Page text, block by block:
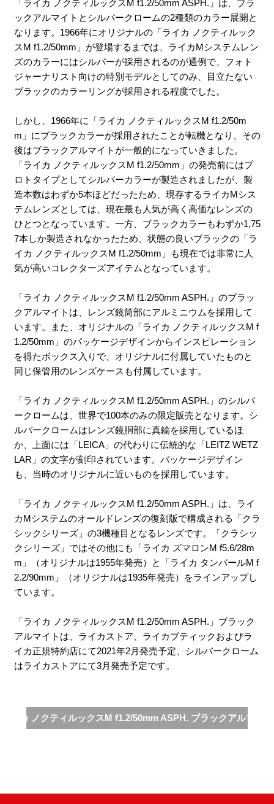
「ライカ ノクティルックスM f1.2/50mm ASPH.」は、ブラ
ックアルマイトとシルバークロームの2種類のカラー展開と
なります。1966年にオリジナルの「ライカ ノクティルック
スM f1.2/50mm」が登場するまでは、ライカMシステムレン
ズのカラーにはシルバーが採用されるのが通例で、フォト
ジャーナリスト向けの特別モデルとしてのみ、目立たない
ブラックのカラーリングが採用される程度でした。
しかし、1966年に「ライカ ノクティルックスM f1.2/50m
m」にブラックカラーが採用されたことが転機となり、その
後はブラックアルマイトが一般的になっていきました。
「ライカ ノクティルックスM f1.2/50mm」の発売前にはプ
ロトタイプとしてシルバーカラーが製造されましたが、製
造本数はわずか5本ほどだったため、現存するライカMシス
テムレンズとしては、現在最も人気が高く高価なレンズの
ひとつとなっています。一方、ブラックカラーもわずか1,75
7本しか製造されなかったため、状態の良いブラックの「ラ
イカ ノクティルックスM f1.2/50mm」も現在では非常に人
気が高いコレクターズアイテムとなっています。
「ライカ ノクティルックスM f1.2/50mm ASPH.」のブラッ
クアルマイトは、レンズ鏡筒部にアルミニウムを採用して
います。また、オリジナルの「ライカ ノクティルックスM f
1.2/50mm」のパッケージデザインからインスピレーション
を得たボックス入りで、オリジナルに付属していたものと
同じ保管用のレンズケースも付属しています。
「ライカ ノクティルックスM f1.2/50mm ASPH.」のシルバ
ークロームは、世界で100本のみの限定販売となります。シ
ルバークロームはレンズ鏡胴部に真鍮を採用しているほ
か、上面には「LEICA」の代わりに伝統的な「LEITZ WETZ
LAR」の文字が刻印されています。パッケージデザイン
も、当時のオリジナルに近いものを採用しています。
「ライカ ノクティルックスM f1.2/50mm ASPH.」は、ライ
カMシステムのオールドレンズの復刻版で構成される「クラ
シックシリーズ」の3機種目となるレンズです。「クラシッ
クシリーズ」ではその他にも「ライカ ズマロンM f5.6/28m
m」（オリジナルは1955年発売）と「ライカ タンバールM f
2.2/90mm」（オリジナルは1935年発売）をラインアップし
ています。
「ライカ ノクティルックスM f1.2/50mm ASPH.」ブラック
アルマイトは、ライカストア、ライカブティックおよびラ
イカ正規特約店にて2021年2月発売予定、シルバークローム
はライカストアにて3月発売予定です。
ライカ ノクティルックスM f1.2/50mm ASPH. ブラックアルマイト